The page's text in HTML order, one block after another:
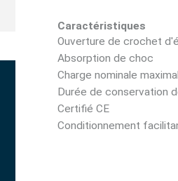
Caractéristiques
Ouverture de crochet
Absorption de choc
Charge nominale
Durée de conservation
Certifié CE
Conditionnement